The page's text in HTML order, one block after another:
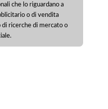
che lo riguardano a
o di vendita
ricerche di mercato o